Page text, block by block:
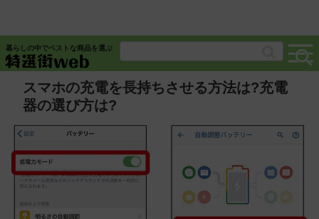
暮らしの中でベストな商品を選ぶ
スマホの充電を長持ちさせる方法は?充電
器の選び方は?